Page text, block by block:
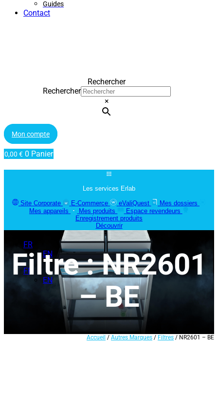
Guides
Contact
Rechercher
Rechercher
×
Mon compte
0,00 € 0 Panier
Les services Erlab
Site Corporate
E-Commerce eValiQuest
Mes dossiers
Mes appareils
Mes produits
Espace revendeurs
Enregistrement produits
Découvrir
FR
EN
FR
EN
Filtre : NR2601
– BE
Accueil / Autres Marques / Filtres / NR2601 – BE